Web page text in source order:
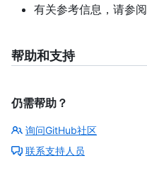
有关参考信息，请参阅
帮助和支持
仍需帮助？
询问GitHub社区
联系支持人员